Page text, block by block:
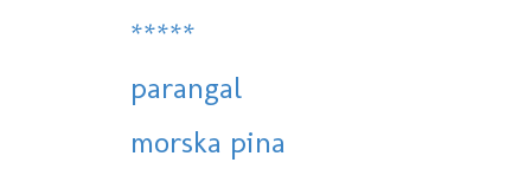
*****
parangal
morska pina